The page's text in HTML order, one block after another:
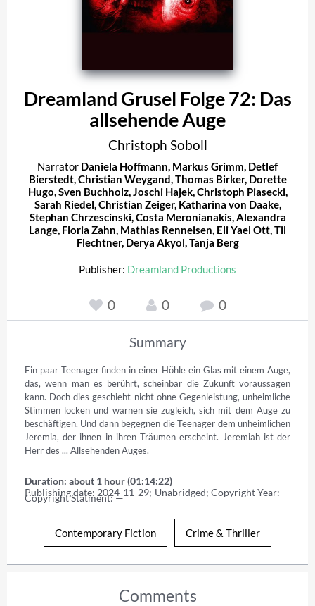
Dreamland Grusel Folge 72: Das
allsehende Auge
Christoph Soboll
Narrator Daniela Hoffmann, Markus Grimm, Detlef
Bierstedt,Christian Weygand,Thomas Birker, Dorette
Hugo,Sven Buchholz,Joschi Hajek,Christoph Piasecki,
Sarah Riedel,Christian Zeiger, Katharina von Daake,
Stephan Chrzescinski,Costa Meronianakis,Alexandra
Lange, Floria Zahn, Mathias Renneisen, Eli Yael Ott,Til
Flechtner, Derya Akyol,Tanja Berg
Publisher: Dreamland Productions
0 0 0
Summary
Ein paar Teenager finden in einer Höhle ein Glas mit einem Auge,
das, wenn man es berührt, scheinbar die Zukunft voraussagen
kann. Doch dies geschieht nicht ohne Gegenleistung, unheimliche
Stimmen locken und warnen sie zugleich, sich mit dem Auge zu
beschäftigen. Und dann begegnen die Teenager dem unheimlichen
Jeremia, der ihnen in ihren Träumen erscheint. Jeremiah ist der
Herr des ... Allsehenden Auges.
Duration: about 1 hour (01:14:22)
Publishing date: 2024-11-29; Unabridged; Copyright Year: —
Copyright Statment: —
Contemporary Fiction Crime & Thriller
Comments